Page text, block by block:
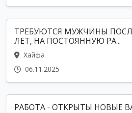
ТРЕБУЮТСЯ МУЖЧИНЫ
ЛЕТ, НА ПОСТОЯННУЮ РА...
Хайфа
06.11.2025
РАБОТА - ОТКРЫТЫ НОВЫЕ